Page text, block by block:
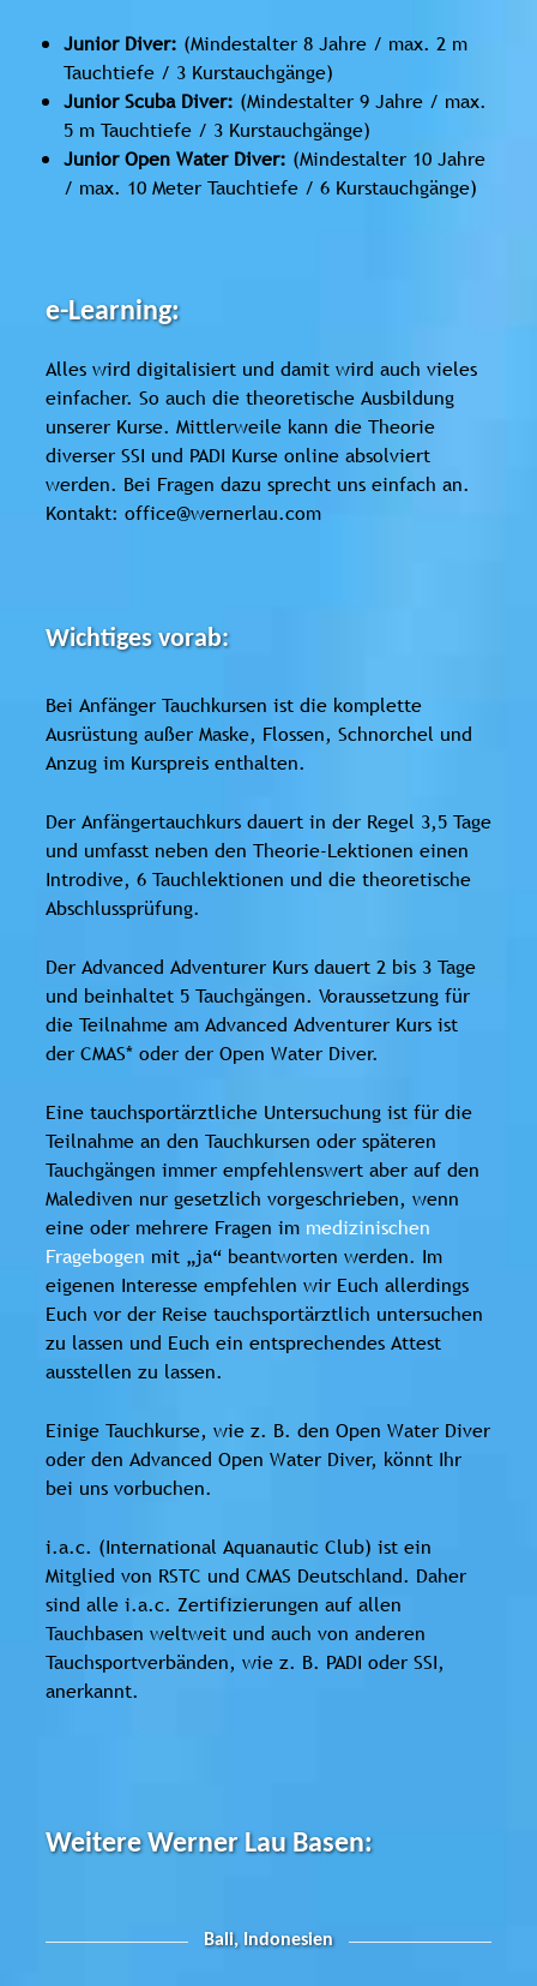
Junior Diver: (Mindestalter 8 Jahre / max. 2 m
Tauchtiefe / 3 Kurstauchgänge)
Junior Scuba Diver: (Mindestalter 9 Jahre / max.
5 m Tauchtiefe / 3 Kurstauchgänge)
Junior Open Water Diver: (Mindestalter 10 Jahre
/ max. 10 Meter Tauchtiefe / 6 Kurstauchgänge)
e-Learning:
Alles wird digitalisiert und damit wird auch vieles
einfacher. So auch die theoretische Ausbildung
unserer Kurse. Mittlerweile kann die Theorie
diverser SSI und PADI Kurse online absolviert
werden. Bei Fragen dazu sprecht uns einfach an.
Kontakt: office@wernerlau.com
Wichtiges vorab:
Bei Anfänger Tauchkursen ist die komplette
Ausrüstung außer Maske, Flossen, Schnorchel und
Anzug im Kurspreis enthalten.
Der Anfängertauchkurs dauert in der Regel 3,5 Tage
und umfasst neben den Theorie-Lektionen einen
Introdive, 6 Tauchlektionen und die theoretische
Abschlussprüfung.
Der Advanced Adventurer Kurs dauert 2 bis 3 Tage
und beinhaltet 5 Tauchgängen. Voraussetzung für
die Teilnahme am Advanced Adventurer Kurs ist
der CMAS* oder der Open Water Diver.
Eine tauchsportärztliche Untersuchung ist für die
Teilnahme an den Tauchkursen oder späteren
Tauchgängen immer empfehlenswert aber auf den
Malediven nur gesetzlich vorgeschrieben, wenn
eine oder mehrere Fragen im medizinischen
Fragebogen mit „ja“ beantworten werden. Im
eigenen Interesse empfehlen wir Euch allerdings
Euch vor der Reise tauchsportärztlich untersuchen
zu lassen und Euch ein entsprechendes Attest
ausstellen zu lassen.
Einige Tauchkurse, wie z. B. den Open Water Diver
oder den Advanced Open Water Diver, könnt Ihr
bei uns vorbuchen.
i.a.c. (International Aquanautic Club) ist ein
Mitglied von RSTC und CMAS Deutschland. Daher
sind alle i.a.c. Zertifizierungen auf allen
Tauchbasen weltweit und auch von anderen
Tauchsportverbänden, wie z. B. PADI oder SSI,
anerkannt.
Weitere Werner Lau Basen:
Bali, Indonesien